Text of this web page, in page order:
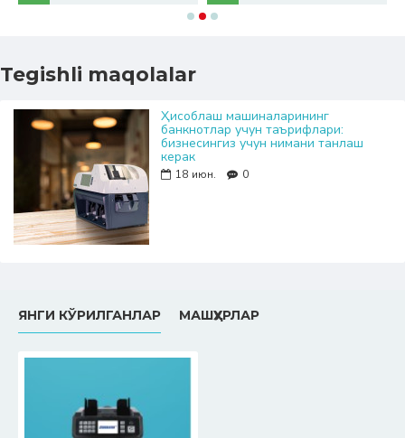
Tegishli maqolalar
Ҳисоблаш машиналарининг
банкнотлар учун таърифлари:
бизнесингиз учун нимани танлаш
керак
18 июн. 0
ЯНГИ КЎРИЛГАНЛАР МАШҲУРЛАР